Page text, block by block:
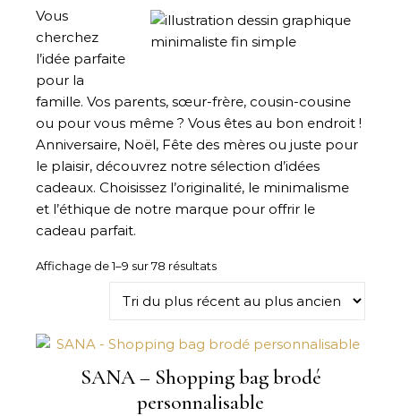
Vous
cherchez
l’idée parfaite
pour la
famille. Vos parents, sœur-frère, cousin-cousine
ou pour vous même ? Vous êtes au bon endroit !
Anniversaire, Noël, Fête des mères ou juste pour
le plaisir, découvrez notre sélection d’idées
cadeaux. Choisissez l’originalité, le minimalisme
et l’éthique de notre marque pour offrir le
cadeau parfait.
Affichage de 1–9 sur 78 résultatsTrié du plus récent au plus
SANA – Shopping bag brodé
personnalisable